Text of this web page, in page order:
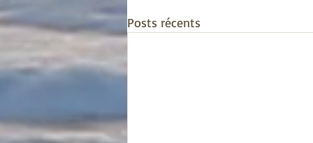
Posts récents